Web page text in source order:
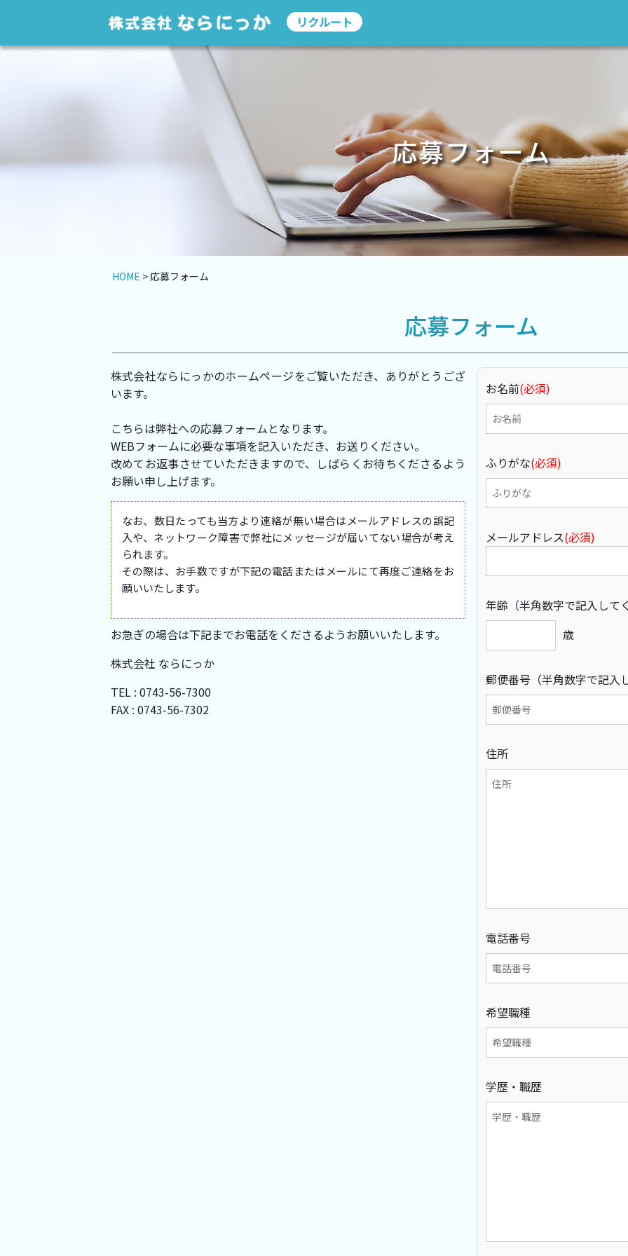
リクルート
応募フォーム
HOME > 応募フォーム
応募フォーム
株式会社ならにっかのホームページをご覧いただき、ありがとうござ
います。
こちらは弊社への応募フォームとなります。
WEBフォームに必要な事項を記入いただき、お送りください。
改めてお返事させていただきますので、しばらくお待ちくださるよう
お願い申し上げます。
なお、数日たっても当方より連絡が無い場合はメールアドレスの誤記
入や、ネットワーク障害で弊社にメッセージが届いてない場合が考え
られます。
その際は、お手数ですが下記の電話またはメールにて再度ご連絡をお
願いいたします。
お急ぎの場合は下記までお電話をくださるようお願いいたします。
株式会社 ならにっか
TEL : 0743-56-7300
FAX : 0743-56-7302
お名前(必須)
ふりがな(必須)
メールアドレス(必須)
年齢（半角数字で記入して
歳
郵便番号（半角数字で記入
住所
電話番号
希望職種
学歴・職歴